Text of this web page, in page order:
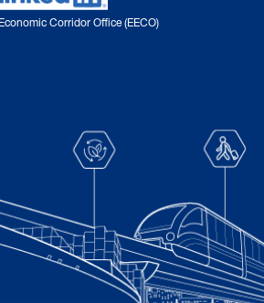
Corridor Office (EECO)